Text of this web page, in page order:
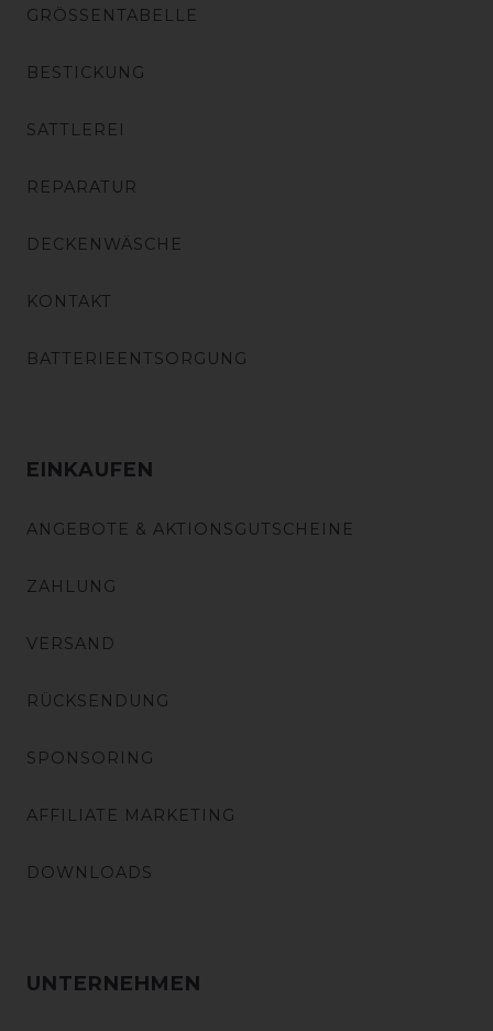
GRÖSSENTABELLE
BESTICKUNG
SATTLEREI
REPARATUR
DECKENWÄSCHE
KONTAKT
BATTERIEENTSORGUNG
EINKAUFEN
ANGEBOTE & AKTIONSGUTSCHEINE
ZAHLUNG
VERSAND
RÜCKSENDUNG
SPONSORING
AFFILIATE MARKETING
DOWNLOADS
UNTERNEHMEN